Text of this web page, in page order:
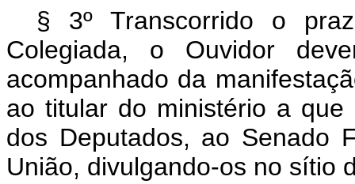
§ 3º Transcorrido o
Colegiada, o Ouvidor
acompanhado da
ao titular do ministério a
dos Deputados, ao Senado
União, divulgando-os no sítio